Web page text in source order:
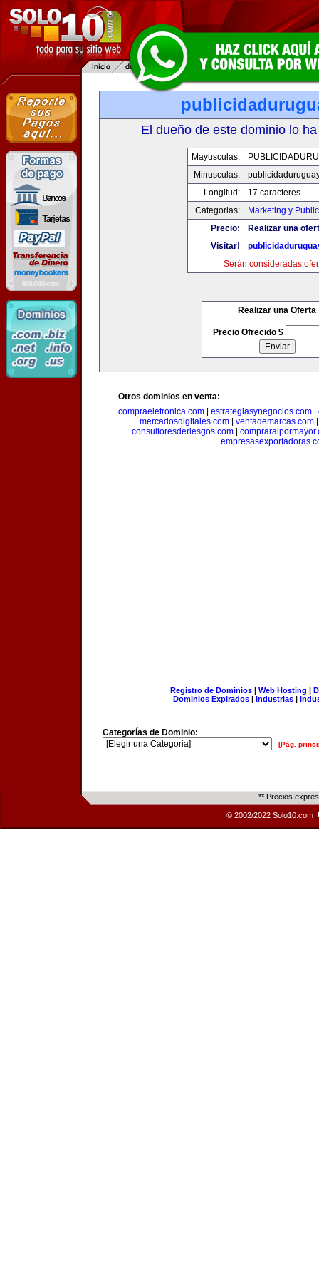
El dueño de este dominio lo
Mayusculas:
Minusculas:
Longitud:
17 caracteres
Categorias:
Marketing y
Precio:
Realizar una
Visitar!
Serán consideradas
Realizar una Oferta
Precio Ofrecido $
Otros dominios en venta:
compraeletronica.com
estrategiasynegocios.com
mercadosdigitales.com| ventademarcas.com
consultoresderiesgos.com
Registro de Dominios| Web Hosting |
Dominios Expirados | Industrias |
Categorías de Dominio:
[Pág.
** Precios
© 2002/2022 Solo10.com